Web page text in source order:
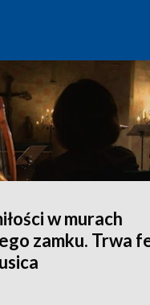
w murach
zamku. Trwa